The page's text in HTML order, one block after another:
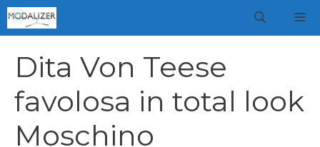
Vai
al
Dita Von Teese
favolosa in total look
Moschino